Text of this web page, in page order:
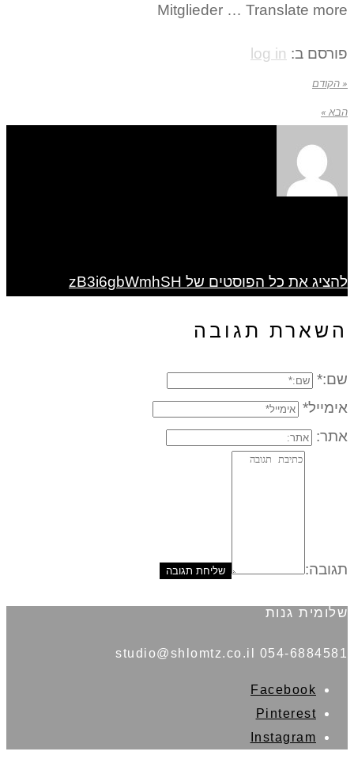
Mitglieder … Translate more
פורסם ב: log in
« הקודם
הבא »
להציג את כל הפוסטים של zB3i6gbWmhSH
השארת תגובה
שם:*
אימייל*
אתר:
תגובה:
שלומית גנות
054-6884581 studio@shlomtz.co.il
Facebook
Pinterest
Instagram